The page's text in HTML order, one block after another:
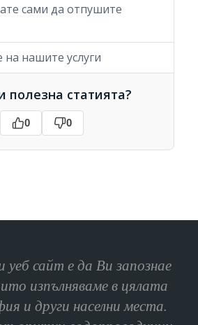
сами да отпушите
на нашите услуги
полезна статията?
0 0
сайт е да Ви запознае
изпълняваме в цялата
и други населни места.